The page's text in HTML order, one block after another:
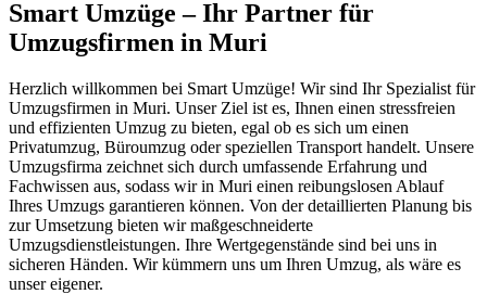
Smart Umzüge – Ihr Partner für
Umzugsfirmen in Muri
Herzlich willkommen bei Smart Umzüge! Wir sind Ihr Spezialist für
Umzugsfirmen in Muri. Unser Ziel ist es, Ihnen einen stressfreien
und effizienten Umzug zu bieten, egal ob es sich um einen
Privatumzug, Büroumzug oder speziellen Transport handelt. Unsere
Umzugsfirma zeichnet sich durch umfassende Erfahrung und
Fachwissen aus, sodass wir in Muri einen reibungslosen Ablauf
Ihres Umzugs garantieren können. Von der detaillierten Planung bis
zur Umsetzung bieten wir maßgeschneiderte
Umzugsdienstleistungen. Ihre Wertgegenstände sind bei uns in
sicheren Händen. Wir kümmern uns um Ihren Umzug, als wäre es
unser eigener.